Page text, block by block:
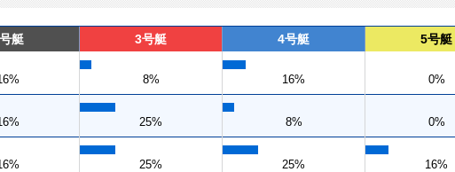
艇 3号艇 4号艇 5号艇
8% 16% 0%
25% 8% 0%
25% 25% 16%